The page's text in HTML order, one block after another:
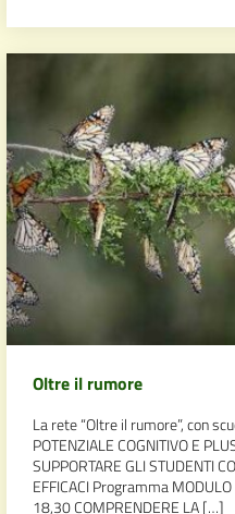
Oltre il rumore
La rete “Oltre il rumore”, con
POTENZIALE COGNITIVO E
SUPPORTARE GLI STUDENTI
EFFICACI Programma
18,30 COMPRENDERE LA […]